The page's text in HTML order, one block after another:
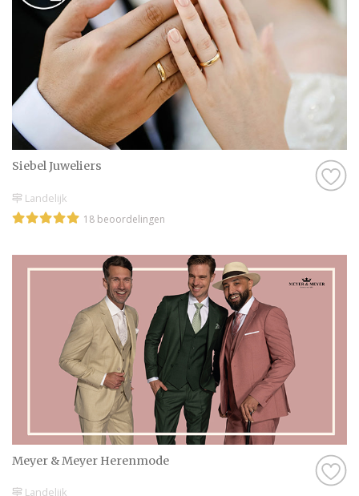
Siebel Juweliers
Landelijk
18 beoordelingen
Meyer & Meyer Herenmode
Landelijk